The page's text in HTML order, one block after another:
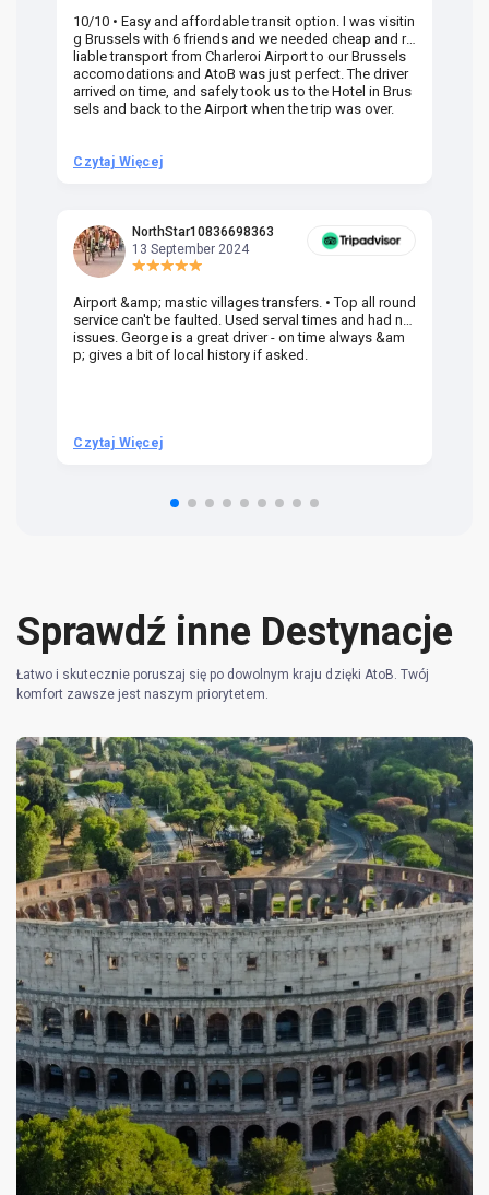
10/10 • Easy and affordable transit option. I was visitin
g Brussels with 6 friends and we needed cheap and re
liable transport from Charleroi Airport to our Brussels
accomodations and AtoB was just perfect. The driver
arrived on time, and safely took us to the Hotel in Brus
sels and back to the Airport when the trip was over.
Czytaj Więcej
NorthStar10836698363
13 September 2024
Airport &amp; mastic villages transfers. • Top all round
service can't be faulted. Used serval times and had no
issues. George is a great driver - on time always &am
p; gives a bit of local history if asked.
Czytaj Więcej
Sprawdź inne Destynacje
Łatwo i skutecznie poruszaj się po dowolnym kraju dzięki AtoB. Twój
komfort zawsze jest naszym priorytetem.